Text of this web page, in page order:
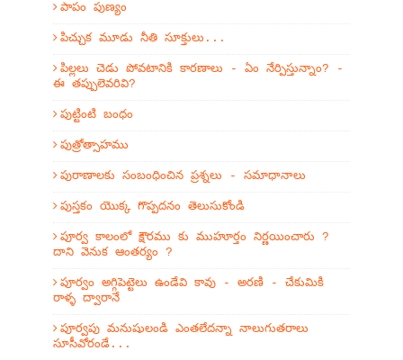
పాపం పుణ్యం
పిచ్చుక మూడు నీతి సూక్తులు...
పిల్లలు చెడు పోవటానికి కారణాలు - ఏం నేర్పిస్తున్నాం? -
ఈ తప్పులెవరివి?
పుట్టింటి బంధం
పుత్రోత్సాహము
పురాణాలకు సంబంధించిన ప్రశ్నలు - సమాధానాలు
పుస్తకం యొక్క గొప్పదనం తెలుసుకోండి
పూర్వ కాలంలో క్షౌరము కు ముహూర్తం నిర్ణయించారు ?
దాని వెనుక ఆంతర్యం ?
పూర్వం అగ్గిపెట్టెలు ఉండేవి కావు - అరణి - చేకుమికి
రాళ్ళ ద్వారానే
పూర్వపు మనుషులండి ఎంతలేదన్నా నాలుగుతరాలు
సూసీవోరండే...